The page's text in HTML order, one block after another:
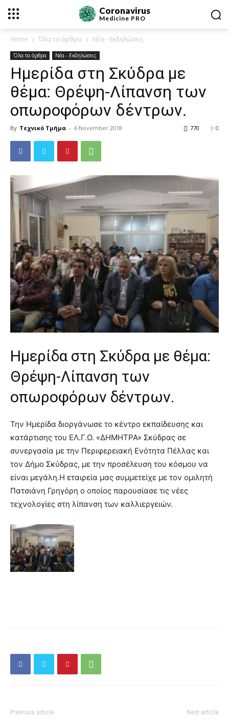
Coronavirus
Medicine PRO
Home Όλα τα άρθρα Νέα - Εκδηλώσεις
Όλα τα άρθρα Νέα - Εκδηλώσεις
Ημερίδα στη Σκύδρα με
θέμα: Θρέψη-Λίπανση των
οπωροφόρων δέντρων.
By Τεχνικό Τμήμα - 6 November 2018 0
770
Ημερίδα στη Σκύδρα με θέμα:
Θρέψη-Λίπανση των
οπωροφόρων δέντρων.
Την Ημερίδα διοργάνωσε το κέντρο εκπαίδευσης και
κατάρτισης του ΕΛ.Γ.Ο. «ΔΗΜΗΤΡΑ» Σκύδρας σε
συνεργασία με την Περιφερειακή Ενότητα Πέλλας και
τον Δήμο Σκύδρας, με την προσέλευση του κόσμου να
είναι μεγάλη.Η εταιρεία μας συμμετείχε με τον ομιλητή
Πατσιάνη Γρηγόρη ο οποίος παρουσίασε τις νέες
τεχνολογίες στη λίπανση των καλλιεργειών.
Previous article Next article